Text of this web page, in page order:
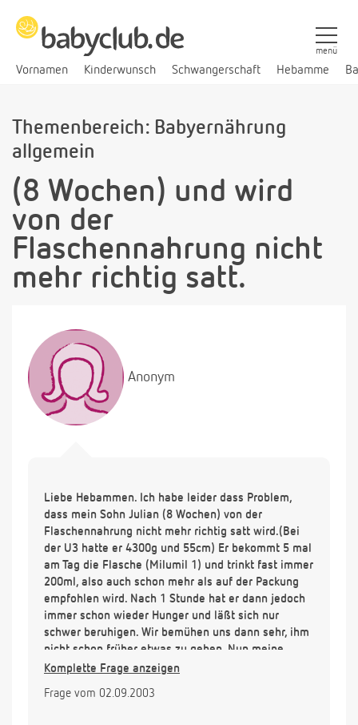
Vornamen Kinderwunsch Schwangerschaft Hebamme
menü
Themenbereich: Babyernährung
allgemein
(8 Wochen) und wird
von der
Flaschennahrung nicht
mehr richtig satt.
Anonym
Liebe Hebammen. Ich habe leider dass Problem,
dass mein Sohn Julian (8 Wochen) von der
Flaschennahrung nicht mehr richtig satt wird.(Bei
der U3 hatte er 4300g und 55cm) Er bekommt 5 mal
am Tag die Flasche (Milumil 1) und trinkt fast immer
200ml, also auch schon mehr als auf der Packung
empfohlen wird. Nach 1 Stunde hat er dann jedoch
immer schon wieder Hunger und läßt sich nur
schwer beruhigen. Wir bemühen uns dann sehr, ihm
nicht schon früher etwas zu geben. Nun meine
Frage, können wir ihm schon Milumil 2 geben? Er ist
gekommen, kann es sein dass er einfach mehr
Komplette Frage anzeigen
Frage vom 02.09.2003